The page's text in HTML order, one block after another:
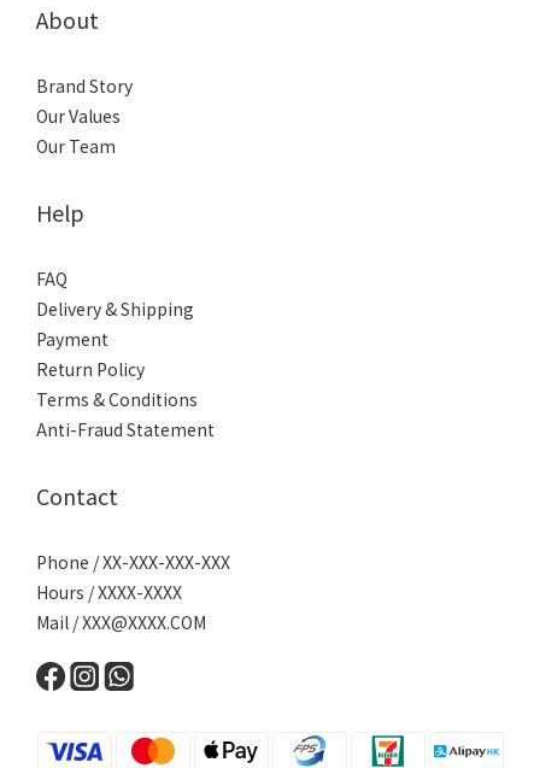
About
Brand Story
Our Values
Our Team
Help
FAQ
Delivery & Shipping
Payment
Return Policy
Terms & Conditions
Anti-Fraud Statement
Contact
Phone / XX-XXX-XXX-XXX
Hours / XXXX-XXXX
Mail /XXX@XXXX.COM